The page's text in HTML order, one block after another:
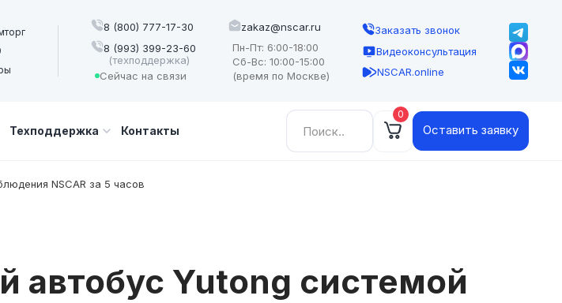
8 (800) 777-17-30
8 (993) 399-23-60
(техподдержка)
Сейчас на связи
zakaz@nscar.ru
Пн-Пт: 6:00-18:00
Сб-Вс: 10:00-15:00
(время по Москве)
Заказать звонок
Видеоконсультация
NSCAR.online
Техподдержка Контакты
Найти: 0
Оставить заявку
NSCAR за 5 часов
автобус Yutong системой